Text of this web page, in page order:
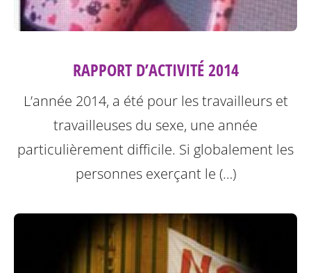
RAPPORT D’ACTIVITÉ 2014
L’année 2014, a été pour les travailleurs et
travailleuses du sexe, une année
particulièrement difficile. Si globalement les
personnes exerçant le (…)